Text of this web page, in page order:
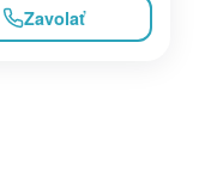
Zavolať